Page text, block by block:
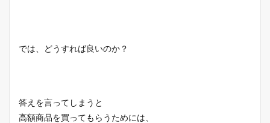
では、どうすれば良いのか？
答えを言ってしまうと
高額商品を買ってもらうためには、